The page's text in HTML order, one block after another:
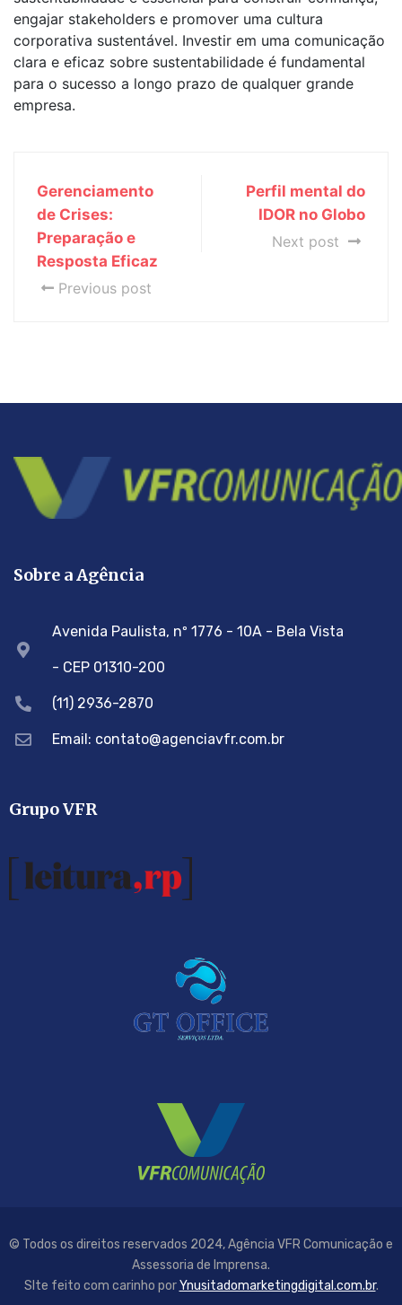
engajar stakeholders e promover uma cultura
corporativa sustentável. Investir em uma comunicação
clara e eficaz sobre sustentabilidade é fundamental
para o sucesso a longo prazo de qualquer grande
empresa.
Gerenciamento
de Crises:
Preparação e
Resposta Eficaz
Previous post
Perfil mental do
IDOR no Globo
Next post
Sobre a Agência
Avenida Paulista, nº 1776 - 10A - Bela Vista
- CEP 01310-200
(11) 2936-2870
Email: contato@agenciavfr.com.br
Grupo VFR
© Todos os direitos reservados 2024, Agência VFR Comunicação e
Assessoria de Imprensa.
SIte feito com carinho porYnusitadomarketingdigital.com.br.